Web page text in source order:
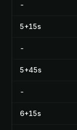
-
5+15s
-
5+45s
-
6+15s